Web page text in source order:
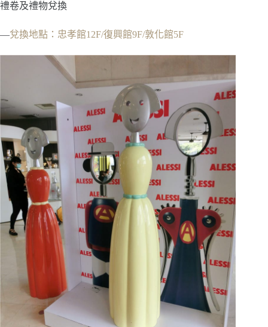
禮卷及禮物兌換
—兌換地點：忠孝館12F/復興館9F/敦化館5F